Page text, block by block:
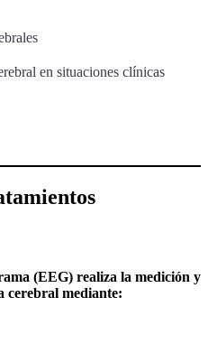
en situaciones clínicas
(EEG) realiza la medición y
cerebral mediante: